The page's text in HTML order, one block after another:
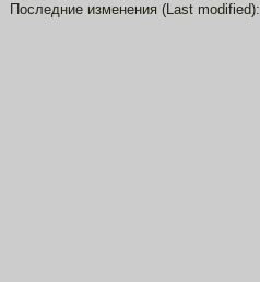
Последние изменения (Last modified):